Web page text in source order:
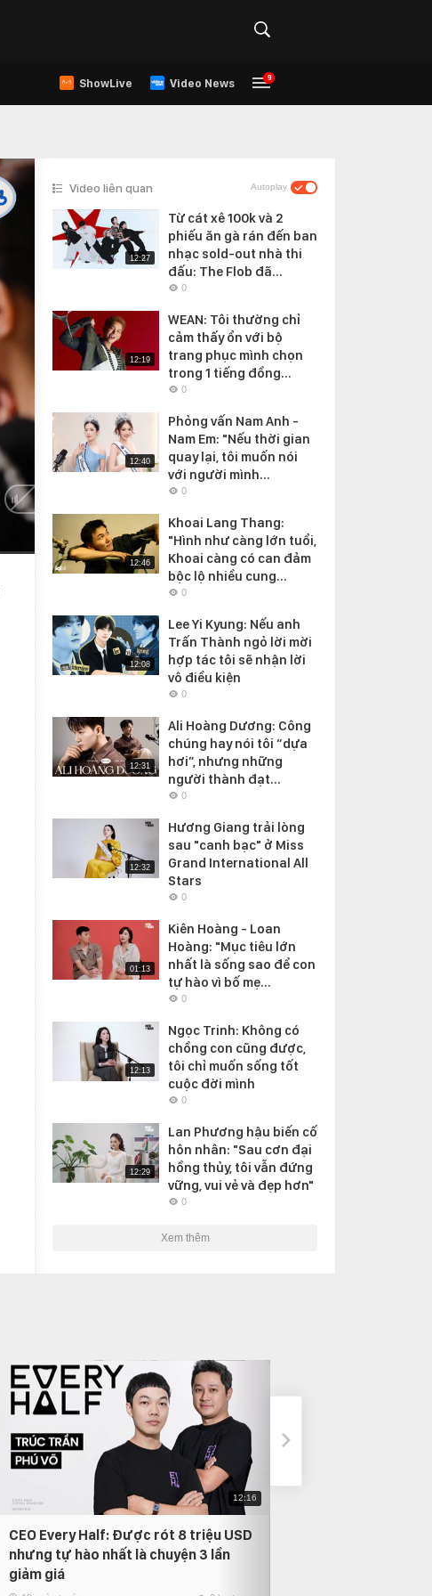
ShowLive Video News 9
Video liên quan Autoplay
12:27
Từ cát xê 100k và 2
phiếu ăn gà rán đến ban
nhạc sold-out nhà thi
đấu: The Flob đã...
0
12:19
WEAN: Tôi thường chỉ
cảm thấy ổn với bộ
trang phục mình chọn
trong 1 tiếng đồng...
0
12:40
Phỏng vấn Nam Anh -
Nam Em: "Nếu thời gian
quay lại, tôi muốn nói
với người mình...
0
12:46
Khoai Lang Thang:
"Hình như càng lớn tuổi,
Khoai càng có can đảm
bộc lộ nhiều cung...
0
12:08
Lee Yi Kyung: Nếu anh
Trấn Thành ngỏ lời mời
hợp tác tôi sẽ nhận lời
vô điều kiện
0
12:31
Ali Hoàng Dương: Công
chúng hay nói tôi “dựa
hơi”, nhưng những
người thành đạt...
0
12:32
Hương Giang trải lòng
sau "canh bạc" ở Miss
Grand International All
Stars
0
01:13
Kiên Hoàng - Loan
Hoàng: "Mục tiêu lớn
nhất là sống sao để con
tự hào vì bố mẹ...
0
12:13
Ngọc Trinh: Không có
chồng con cũng được,
tôi chỉ muốn sống tốt
cuộc đời mình
0
12:29
Lan Phương hậu biến cố
hôn nhân: "Sau cơn đại
hồng thủy, tôi vẫn đứng
vững, vui vẻ và đẹp hơn"
0
Xem thêm
12:16
CEO Every Half: Được rót 8 triệu USD
nhưng tự hào nhất là chuyện 3 lần
giảm giá